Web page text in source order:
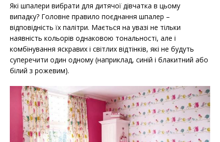
Які шпалери вибрати для дитячої дівчатка в цьому
випадку? Головне правило поєднання шпалер –
відповідність їх палітри. Мається на увазі не тільки
наявність кольорів однаковою тональності, але і
комбінування яскравих і світлих відтінків, які не будуть
суперечити один одному (наприклад, синій і блакитний або
білий з рожевим).